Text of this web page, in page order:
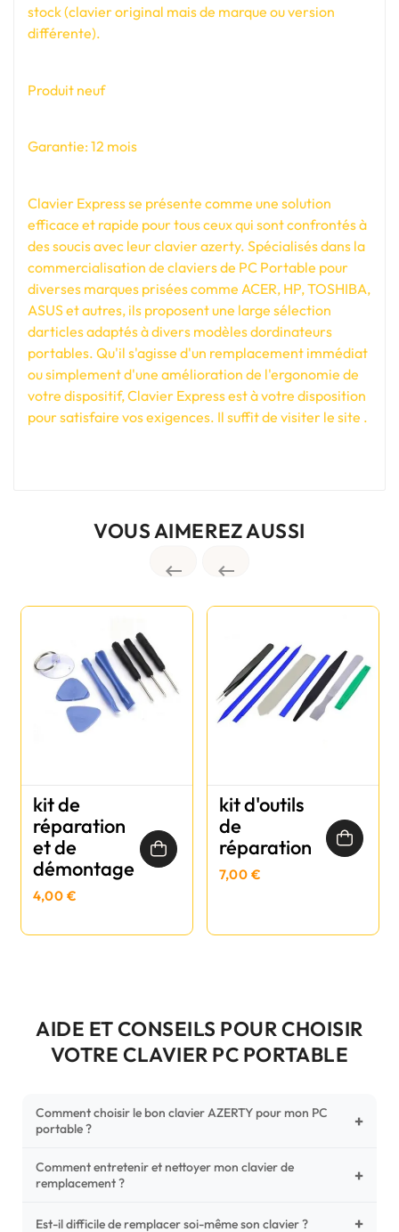
stock (clavier original mais de marque ou version
différente).
Produit neuf
Garantie: 12 mois
Clavier Express se présente comme une solution
efficace et rapide pour tous ceux qui sont confrontés à
des soucis avec leur clavier azerty. Spécialisés dans la
commercialisation de claviers de PC Portable pour
diverses marques prisées comme ACER, HP, TOSHIBA,
ASUS et autres, ils proposent une large sélection
darticles adaptés à divers modèles dordinateurs
portables. Qu'il s'agisse d'un remplacement immédiat
ou simplement d'une amélioration de l'ergonomie de
votre dispositif, Clavier Express est à votre disposition
pour satisfaire vos exigences. Il suffit de visiter le site .
VOUS AIMEREZ AUSSI
 
kit de
réparation
et de
démontage
4,00 €
kit d'outils
de
réparation
7,00 €
AIDE ET CONSEILS POUR CHOISIR
VOTRE CLAVIER PC PORTABLE
Comment choisir le bon clavier AZERTY pour mon PC
portable ?
+
Pour ne pas vous tromper, vérifiez trois points critiques sur
votre clavier d'origine : la disposition (AZERTY Français), la
photos HD) et l'emplacement des fixations (vis ou clips) au
Comment entretenir et nettoyer mon clavier de
remplacement ?
+
Un entretien régulier prolonge la vie de vos touches.
Est-il difficile de remplacer soi-même son clavier ? +